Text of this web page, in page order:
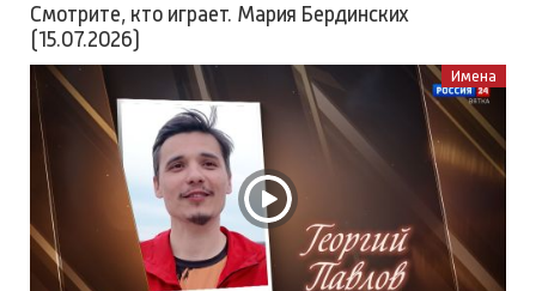
Смотрите, кто играет. Мария Бердинских
(15.07.2026)
Имена